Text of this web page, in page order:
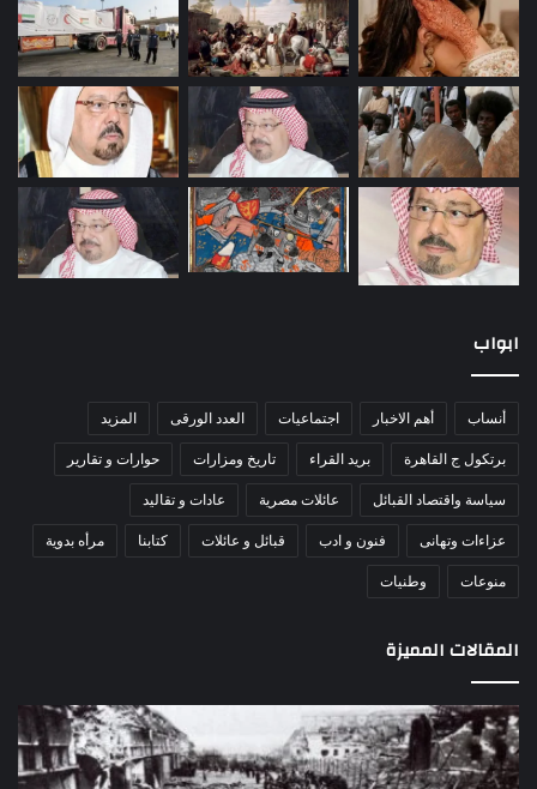
ابواب
أنساب أهم الاخبار اجتماعيات العدد الورقى المزيد
برتكول ج القاهرة بريد القراء تاريخ ومزارات حوارات و تقارير
سياسة واقتصاد القبائل عائلات مصرية عادات و تقاليد
عزاءات وتهانى فنون و ادب قبائل و عائلات كتابنا مرأه بدوية
منوعات وطنيات
المقالات المميزة
اللواء
دكتور
راضي